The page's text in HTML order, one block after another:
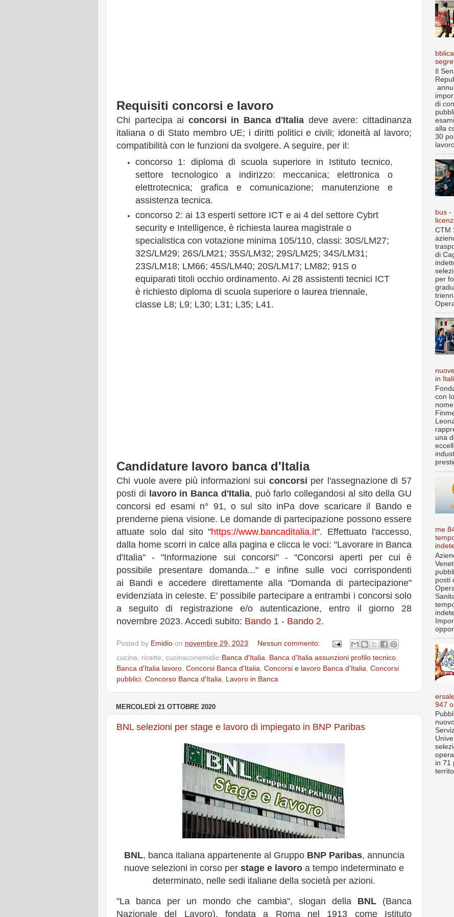
Requisiti concorsi e lavoro
Chi partecipa ai concorsi in Banca d'Italia deve avere: cittadinanza
italiana o di Stato membro UE; i diritti politici e civili; idoneità al lavoro;
compatibilità con le funzioni da svolgere. A seguire, per il:
concorso 1: diploma di scuola superiore in Istituto tecnico,
settore tecnologico a indirizzo: meccanica; elettronica o
elettrotecnica; grafica e comunicazione; manutenzione e
assistenza tecnica.
concorso 2: ai 13 esperti settore ICT e ai 4 del settore Cybrt
security e Intelligence, è richiesta laurea magistrale o
specialistica con votazione minima 105/110, classi: 30S/LM27;
32S/LM29; 26S/LM21; 35S/LM32; 29S/LM25; 34S/LM31;
23S/LM18; LM66; 45S/LM40; 20S/LM17; LM82; 91S o
equiparati titoli occhio ordinamento. Ai 28 assistenti tecnici ICT
è richiesto diploma di scuola superiore o laurea triennale,
classe L8; L9; L30; L31; L35; L41.
Candidature lavoro banca d'Italia
Chi vuole avere più informazioni sui concorsi per l'assegnazione di 57
posti di lavoro in Banca d'Italia, può farlo collegandosi al sito della GU
concorsi ed esami n° 91, o sul sito inPa dove scaricare il Bando e
prenderne piena visione. Le domande di partecipazione possono essere
attuate solo dal sito "https://www.bancaditalia.it". Effettuato l'accesso,
dalla home scorri in calce alla pagina e clicca le voci: "Lavorare in Banca
d'Italia" - "Informazione sui concorsi" - "Concorsi aperti per cui è
possibile presentare domanda..." e infine sulle voci corrispondenti
ai Bandi e accedere direttamente alla "Domanda di partecipazione"
evidenziata in celeste. E' possibile partecipare a entrambi i concorsi solo
a seguito di registrazione e/o autenticazione, entro il giorno 28
novembre 2023. Accedi subito: Bando 1 - Bando 2.
Posted by Emidio on novembre 29, 2023
Nessun commento:
cucina, ricette, cucinaconemidio Banca d'Italia Banca d'Italia assunzioni profilo tecnico
Banca d'Italia lavoro Concorsi Banca d'Italia Concorsi e lavoro Banca d'Italia Concorsi
pubblici Concorso Banca d'Italia Lavoro in Banca
MERCOLEDÌ 21 OTTOBRE 2020
BNL selezioni per stage e lavoro di impiegato in BNP Paribas
BNL, banca italiana appartenente al Gruppo BNP Paribas, annuncia
nuove selezioni in corso per stage e lavoro a tempo indeterminato e
determinato, nelle sedi italiane della società per azioni.
"La banca per un mondo che cambia", slogan della BNL (Banca
Nazionale del Lavoro), fondata a Roma nel 1913 come Istituto
Il
di
alla
30
bus -
CTM
di
per
in
con
una
me
posti
947
in 71